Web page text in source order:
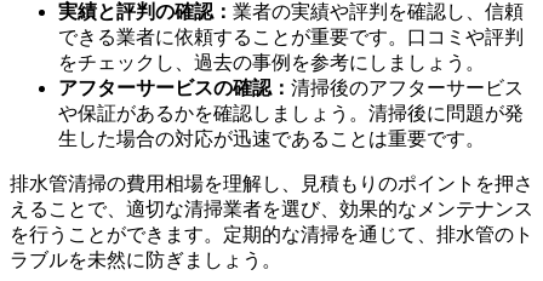
排水管清掃の費用相場と見積もりのポイント
実績と評判の確認： 業者の実績や評判を確認し、信頼
できる業者に依頼することが重要です。口コミや評判
をチェックし、過去の事例を参考にしましょう。
アフターサービスの確認： 清掃後のアフターサービス
や保証があるかを確認しましょう。清掃後に問題が発
生した場合の対応が迅速であることは重要です。
排水管清掃の費用相場を理解し、見積もりのポイントを押さ
えることで、適切な清掃業者を選び、効果的なメンテナンス
を行うことができます。定期的な清掃を通じて、排水管のト
ラブルを未然に防ぎましょう。